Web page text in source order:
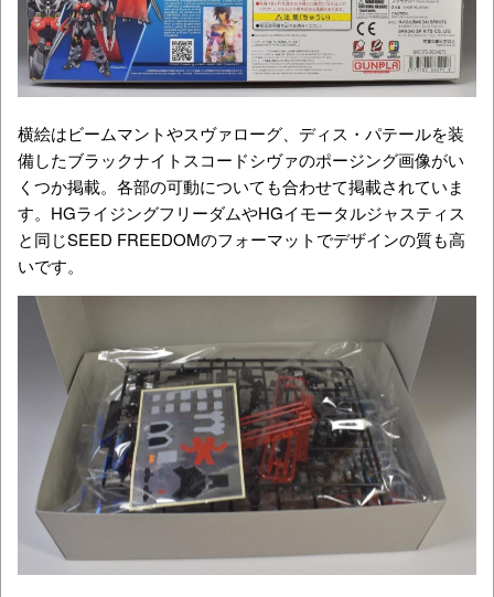
横絵はビームマントやスヴァローグ、ディス・パテールを装
備したブラックナイトスコードシヴァのポージング画像がい
くつか掲載。各部の可動についても合わせて掲載されていま
す。HGライジングフリーダムやHGイモータルジャスティス
と同じSEED FREEDOMのフォーマットでデザインの質も高
いです。